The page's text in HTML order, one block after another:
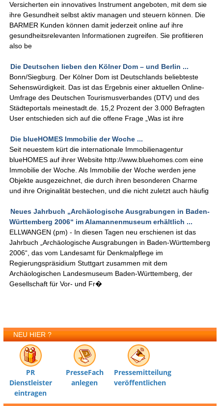
Versicherten ein innovatives Instrument angeboten, mit dem sie
ihre Gesundheit selbst aktiv managen und steuern können. Die
BARMER Kunden können damit jederzeit online auf ihre
gesundheitsrelevanten Informationen zugreifen. Sie profitieren
also be
Die Deutschen lieben den Kölner Dom – und Berlin ...
Bonn/Siegburg. Der Kölner Dom ist Deutschlands beliebteste
Sehenswürdigkeit. Das ist das Ergebnis einer aktuellen Online-
Umfrage des Deutschen Tourismusverbandes (DTV) und des
Städteportals meinestadt.de. 15,2 Prozent der 3.000 Befragten
User entschieden sich auf die offene Frage „Was ist ihre
Die blueHOMES Immobilie der Woche ...
Seit neuestem kürt die internationale Immobilienagentur
blueHOMES auf ihrer Website http://www.bluehomes.com eine
Immobilie der Woche. Als Immobilie der Woche werden jene
Objekte ausgezeichnet, die durch ihren besonderen Charme
und ihre Originalität bestechen, und die nicht zuletzt auch häufig
Neues Jahrbuch „Archäologische Ausgrabungen in Baden-
Württemberg 2006“ im Alamannenmuseum erhältlich ...
ELLWANGEN (pm) - In diesen Tagen neu erschienen ist das
Jahrbuch „Archäologische Ausgrabungen in Baden-Württemberg
2006“, das vom Landesamt für Denkmalpflege im
Regierungspräsidium Stuttgart zusammen mit dem
Archäologischen Landesmuseum Baden-Württemberg, der
Gesellschaft für Vor- und Fr�
NEU HIER ?
PR
Dienstleister
eintragen
PresseFach
anlegen
Pressemitteilung
veröffentlichen